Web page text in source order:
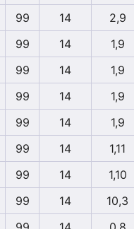
99 14
2,9
99 14
1,9
99 14
1,9
99 14
1,9
99 14
1,9
99 14
1,11
99 14
1,10
99 14
10,3